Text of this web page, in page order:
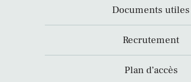
Documents utiles
Recrutement
Plan d’accès